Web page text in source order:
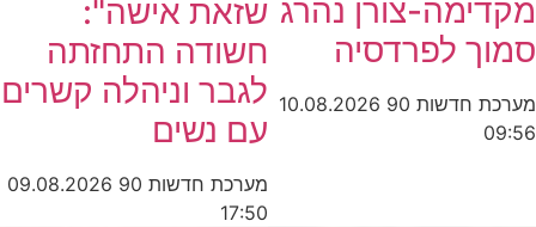
מקדימה-צורן נהרג
סמוך לפרדסיה
מערכת חדשות 90
10.08.2026
09:56
שזאת אישה":
חשודה התחזתה
לגבר וניהלה קשרים
עם נשים
מערכת חדשות 90
09.08.2026
17:50